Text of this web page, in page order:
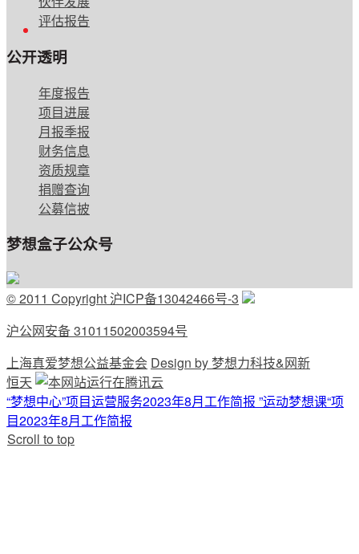
English
评估报告
公开透明
年度报告
项目进展
月报季报
财务信息
资质规章
捐赠查询
公募信披
梦想盒子公众号
© 2011 Copyright 沪ICP备13042466号-3
沪公网安备 31011502003594号
上海真爱梦想公益基金会 Design by 梦想力科技&网新
恒天
“梦想中心”项目运营服务2023年8月工作简报 ”运动梦想课“项
目2023年8月工作简报
Scroll to top